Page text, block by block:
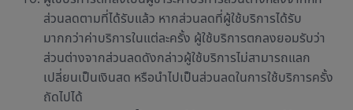
ส่วนลดตามที่ได้รับแล้ว หากส่วนลดที่ผู้ใช้บริการได้รับ
มากกว่าค่าบริการในแต่ละครั้ง ผู้ใช้บริการตกลงยอมรับว่า
ส่วนต่างจากส่วนลดดังกล่าวผู้ใช้บริการไม่สามารถแลก
เปลี่ยนเป็นเงินสด หรือนำไปเป็นส่วนลดในการใช้บริการครั้ง
ถัดไปได้